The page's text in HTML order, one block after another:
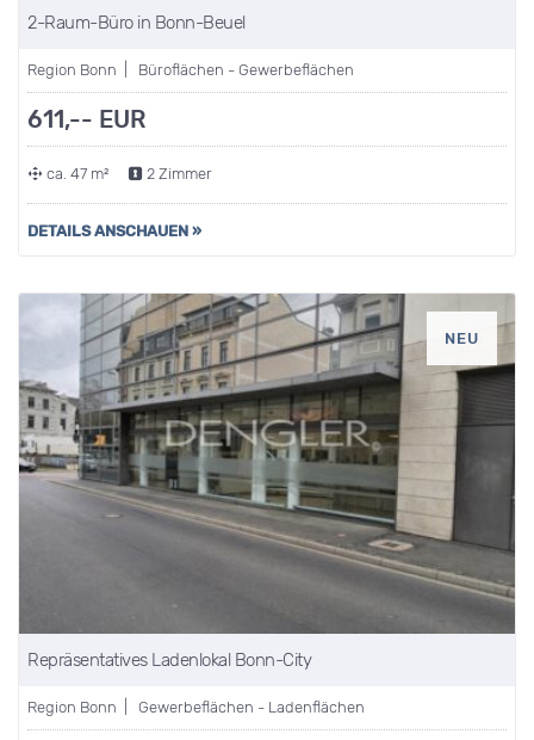
2-Raum-Büro in Bonn-Beuel
Region Bonn | Büroflächen - Gewerbeflächen
611,-- EUR
ca. 47 m² 2 Zimmer
DETAILS ANSCHAUEN »
NEU
Repräsentatives Ladenlokal Bonn-City
Region Bonn | Gewerbeflächen - Ladenflächen